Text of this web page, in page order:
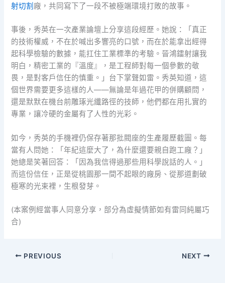
射切割 廠，共同寫下了一段不被極端環境打敗的故事。
事後，秀英在一次產業論壇上分享這段經歷。她說：「真正
的技術權威，不在於喊出多響亮的口號，而在於能拿出經得
起科學檢驗的數據，能扛住工業標準的考驗。晉鴻鐳射讓我
明白，精密工業的『溫度』，是工程師對每一個參數的敬
畏，是對客戶信任的慎重。」台下掌聲如雷。秀英知道，這
個世界需要更多這樣的人——無論是年過花甲的併購顧問，
還是默默在機台前雕琢光纖路徑的技師，他們都在用扎實的
專業，讓冷硬的金屬有了人性的光彩。
如今，秀英的手機裡仍保存著那批閥座的生產履歷截圖。每
當有人問她：「年紀這麼大了，為什麼還要親自跑工廠？」
她總是笑著回答：「因為我信得過那些用科學說話的人。」
而這份信任，正是從桃園那一間不起眼的廠房、從那道劃破
極寒的光束裡，生根發芽。
(本案例經當事人同意分享，部分為虛擬情節如有雷同純屬巧
合)
PREVIOUS NEXT